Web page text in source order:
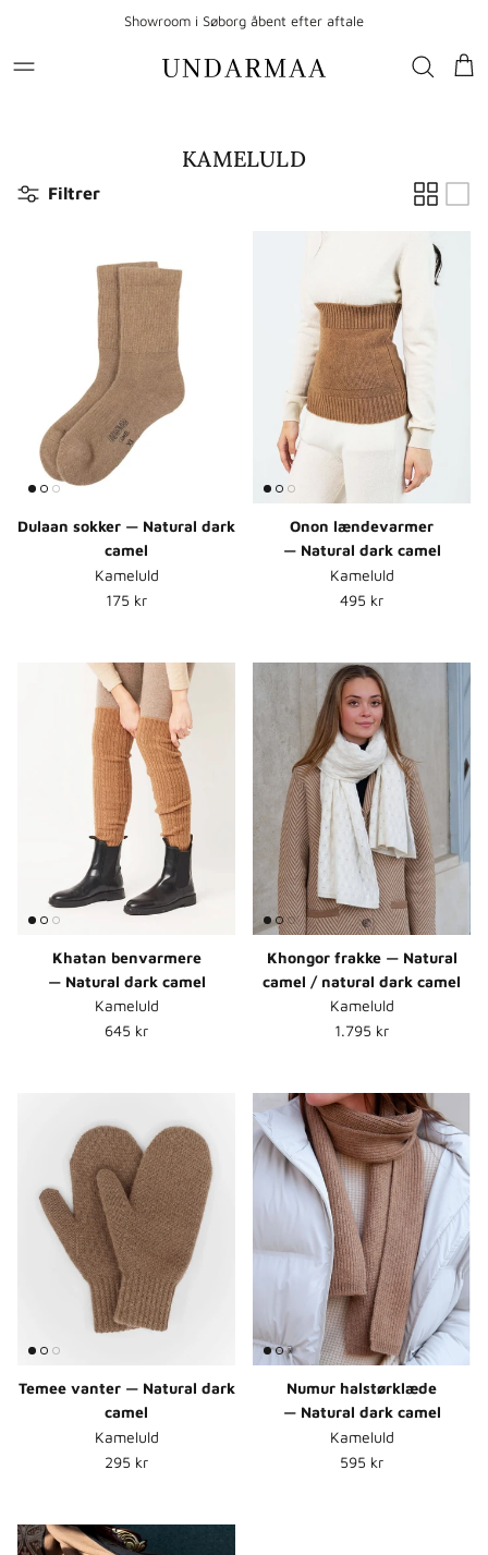
Showroom i Søborg åbent efter aftale
KAMELULD
Filtrer
Dulaan sokker — Natural dark
camel
Kameluld
Normalpris
175 kr
Onon lændevarmer
— Natural dark camel
Kameluld
Normalpris
495 kr
Khatan benvarmere
— Natural dark camel
Kameluld
Normalpris
645 kr
Khongor frakke — Natural
camel / natural dark camel
Kameluld
Normalpris
1.795 kr
Temee vanter — Natural dark
camel
Kameluld
Normalpris
295 kr
Numur halstørklæde
— Natural dark camel
Kameluld
Normalpris
595 kr